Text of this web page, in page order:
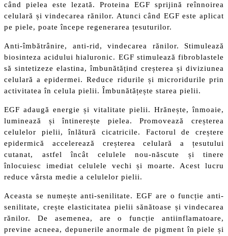
când pielea este lezată. Proteina EGF sprijină reînnoirea
celulară și vindecarea rănilor. Atunci când EGF este aplicat
pe piele, poate începe regenerarea țesuturilor.
Anti-îmbătrânire, anti-rid, vindecarea rănilor. Stimulează
biosinteza acidului hialuronic. EGF stimulează fibroblastele
să sintetizeze elastina, îmbunătățind creșterea și diviziunea
celulară a epidermei. Reduce ridurile și microridurile prin
activitatea în celula pielii. Îmbunătățește starea pielii.
EGF adaugă energie și vitalitate pielii. Hrănește, înmoaie,
luminează și întinerește pielea. Promovează creșterea
celulelor pielii, înlătură cicatricile. Factorul de creștere
epidermică accelerează creșterea celulară a țesutului
cutanat, astfel încât celulele nou-născute și tinere
înlocuiesc imediat celulele vechi și moarte. Acest lucru
reduce vârsta medie a celulelor pielii.
Aceasta se numește anti-senilitate. EGF are o funcție anti-
senilitate, crește elasticitatea pielii sănătoase și vindecarea
rănilor. De asemenea, are o funcție antiinflamatoare,
previne acneea, depunerile anormale de pigment în piele și